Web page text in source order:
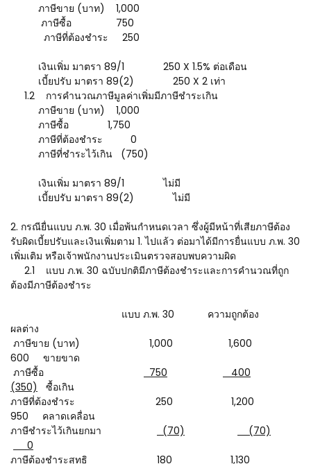
ภาษีขาย (บาท) 1,000
ภาษีซื้อ 750
ภาษีที่ต้องชำระ 250
เงินเพิ่ม มาตรา 89/1 250 X 1.5% ต่อเดือน
เบี้ยปรับ มาตรา 89(2) 250 X 2 เท่า
1.2 การคำนวณภาษีมูลค่าเพิ่มมีภาษีชำระเกิน
ภาษีขาย (บาท) 1,000
ภาษีซื้อ 1,750
ภาษีที่ต้องชำระ 0
ภาษีที่ชำระไว้เกิน (750)
เงินเพิ่ม มาตรา 89/1 ไม่มี
เบี้ยปรับ มาตรา 89(2) ไม่มี
2. กรณียื่นแบบ ภ.พ. 30 เมื่อพ้นกำหนดเวลา ซึ่งผู้มีหน้าที่เสียภาษีต้อง
รับผิดเบี้ยปรับและเงินเพิ่มตาม 1. ไปแล้ว ต่อมาได้มีการยื่นแบบ ภ.พ. 30
เพิ่มเติม หรือเจ้าพนักงานประเมินตรวจสอบพบความผิด
2.1 แบบ ภ.พ. 30 ฉบับปกติมีภาษีต้องชำระและการคำนวณที่ถูก
ต้องมีภาษีต้องชำระ
แบบ ภ.พ. 30 ความถูกต้อง
ผลต่าง
ภาษีขาย (บาท) 1,000 1,600
600 ขายขาด
ภาษีซื้อ
750
400
(350) ซื้อเกิน
ภาษีที่ต้องชำระ 250 1,200
950 คลาดเคลื่อน
ภาษีชำระไว้เกินยกมา
(70)
(70)
0
ภาษีต้องชำระสุทธิ 180 1,130